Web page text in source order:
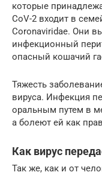
которые
CoV-2 входит в
Coronaviridae. Они
инфекционный
опасный кошачий
Тяжесть
вируса. Инфекция
оральным путем в
а болеют ей как
Как вирус
Так же, как и от